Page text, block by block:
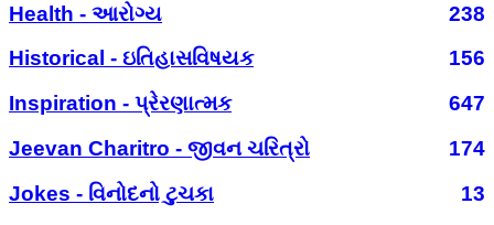
Health - આરોગ્ય
238
Historical - ઇતિહાસવિષયક
156
Inspiration - પ્રેરણાત્મક
647
Jeevan Charitro - જીવન ચરિત્રો
174
Jokes - વિનોદનો ટુચકા
13